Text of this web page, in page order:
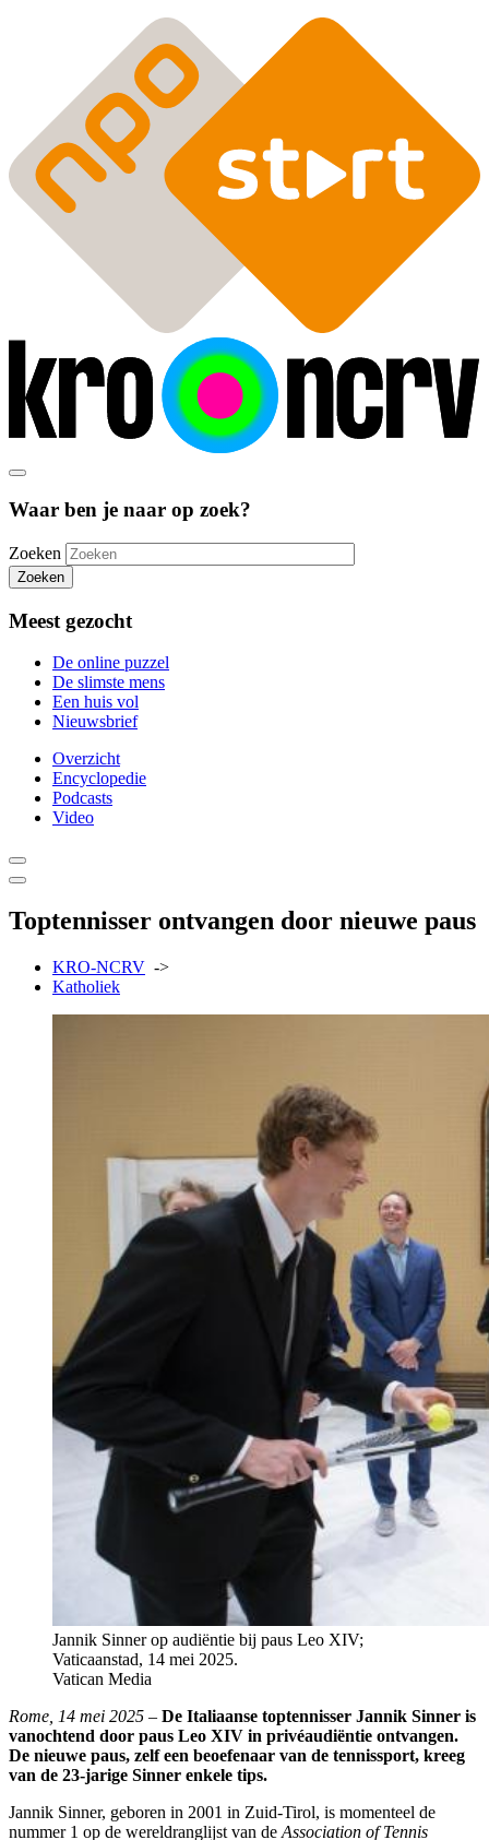
Waar ben je naar op zoek?
Zoeken
Zoeken
Meest gezocht
De online puzzel
De slimste mens
Een huis vol
Nieuwsbrief
Overzicht
Encyclopedie
Podcasts
Video
Toptennisser ontvangen door nieuwe paus
KRO-NCRV ->
Katholiek
Jannik Sinner op audiëntie bij paus Leo XIV;
Vaticaanstad, 14 mei 2025.
Vatican Media
Rome, 14 mei 2025 – De Italiaanse toptennisser Jannik Sinner is
vanochtend door paus Leo XIV in privéaudiëntie ontvangen.
De nieuwe paus, zelf een beoefenaar van de tennissport, kreeg
van de 23-jarige Sinner enkele tips.
Jannik Sinner, geboren in 2001 in Zuid-Tirol, is momenteel de
nummer 1 op de wereldranglijst van de Association of Tennis